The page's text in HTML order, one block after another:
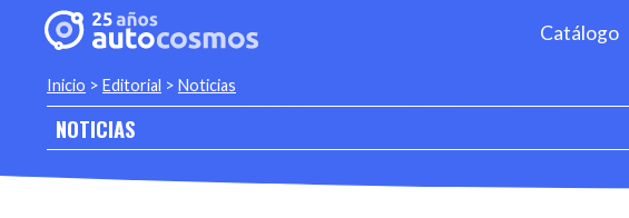
Catálogo
Inicio > Editorial > Noticias
NOTICIAS